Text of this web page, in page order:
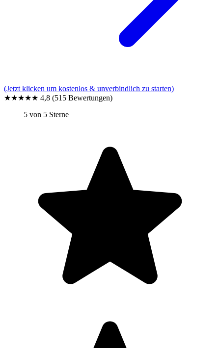
(Jetzt klicken um kostenlos & unverbindlich zu starten)
★★★★★ 4,8 (515 Bewertungen)
5 von 5 Sterne